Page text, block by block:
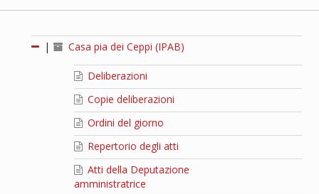
| Casa pia dei Ceppi (IPAB)
Deliberazioni
Copie deliberazioni
Ordini del giorno
Repertorio degli atti
Atti della Deputazione
amministratrice